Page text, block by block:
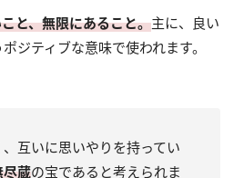
と、無限にあること。主に、良い
ジティブな意味で使われます。
互いに思いやりを持ってい
尽蔵の宝であると考えられま